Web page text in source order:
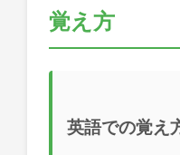
覚え方
英語での覚え